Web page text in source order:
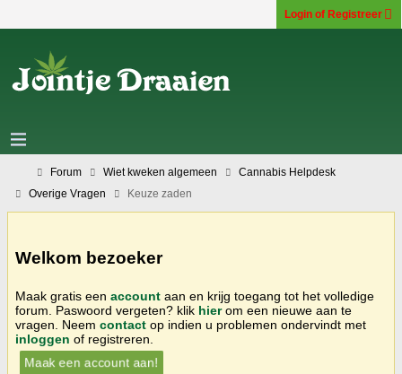
Login of Registreer
Forum Wiet kweken algemeen
Cannabis Helpdesk
Overige Vragen
Keuze zaden
Welkom bezoeker
Maak gratis een account aan en krijg toegang tot het volledige
forum. Paswoord vergeten? klik hierom een nieuwe aan te
vragen. Neem contact op indien u problemen ondervindt met
inloggen of registreren.
Maak een account aan!